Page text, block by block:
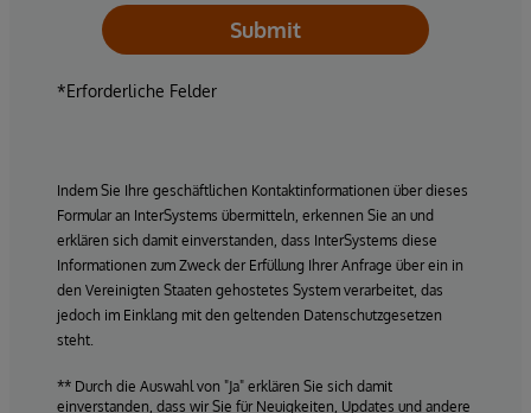
Submit
*Erforderliche Felder
Indem Sie Ihre geschäftlichen Kontaktinformationen über dieses
Formular an InterSystems übermitteln, erkennen Sie an und
erklären sich damit einverstanden, dass InterSystems diese
Informationen zum Zweck der Erfüllung Ihrer Anfrage über ein in
den Vereinigten Staaten gehostetes System verarbeitet, das
jedoch im Einklang mit den geltenden Datenschutzgesetzen
steht.
** Durch die Auswahl von "Ja" erklären Sie sich damit
einverstanden, dass wir Sie für Neuigkeiten, Updates und andere